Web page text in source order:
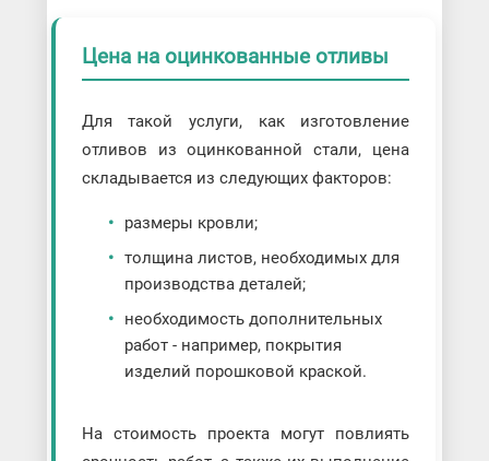
Цена на оцинкованные отливы
Для такой услуги, как изготовление
отливов из оцинкованной стали, цена
складывается из следующих факторов:
размеры кровли;
толщина листов, необходимых для
производства деталей;
необходимость дополнительных
работ - например, покрытия
изделий порошковой краской.
На стоимость проекта могут повлиять